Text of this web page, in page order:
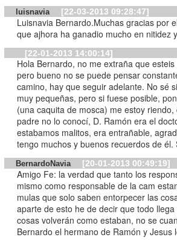
luisnavia [22-03-2013 09:28:47]
Luisnavia Bernardo.Muchas gracias por
que ajhora ha ganadio mucho en nitidez
[22-01-2013 14:00:14]
Hola Bernardo, no me extraña que
pero bueno no se puede pensar
camino, hay que seguir adelante. No sé
muy pequeñas, pero si fuese posible,
(una caquita de mosca) me estoy
padre no lo conocí, D. Ramón era el
estabamos malitos, era entrañable,
tengo muchos y buenos recuerdos de él.
BernardoNavia [20-01-2013 00:49:19]
Amigo Fe: la verdad que tanto los
mismo como responsable de la cam
mulas que solo saben entorpecer las
aparte de esto he de decir que todo
cosas volverán como estaban, no se
Bernardo el hermano de Ramón y Jesus